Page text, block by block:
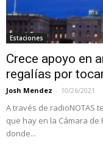
Estaciones
Crece apoyo en
regalías por
Josh Mendez - 10/26/2021
A través de radioNOTAS
que hay en la Cámara
donde...